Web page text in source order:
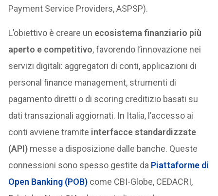
Payment Service Providers, ASPSP).
L’obiettivo è creare un ecosistema finanziario più
aperto e competitivo, favorendo l’innovazione nei
servizi digitali: aggregatori di conti, applicazioni di
personal finance management, strumenti di
pagamento diretti o di scoring creditizio basati su
dati transazionali aggiornati. In Italia, l’accesso ai
conti avviene tramite interfacce standardizzate
(API) messe a disposizione dalle banche. Queste
connessioni sono spesso gestite da Piattaforme di
Open Banking (POB) come CBI-Globe, CEDACRI,